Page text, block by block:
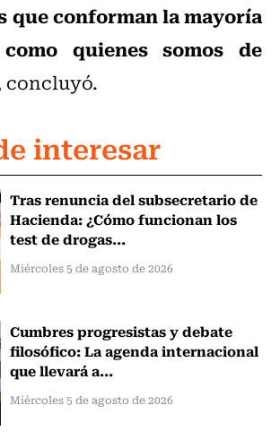
que conforman la mayoría
quienes somos de
concluyó.
interesar
Tras renuncia del subsecretario de
Hacienda: ¿Cómo funcionan los
test de drogas...
Miércoles 5 de agosto de 2026
Cumbres progresistas y debate
filosófico: La agenda internacional
que llevará a...
Miércoles 5 de agosto de 2026